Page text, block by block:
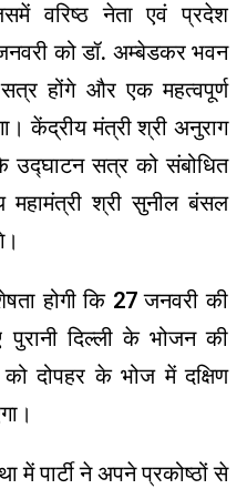
वरिष्ठ नेता एवं प्रदेश
को डॉ. अम्बेडकर भवन
होंगे और एक महत्वपूर्ण
केंद्रीय मंत्री श्री अनुराग
सत्र को संबोधित
महामंत्री श्री सुनील बंसल
होगी कि 27 जनवरी की
पुरानी दिल्ली के भोजन की
को दोपहर के भोज में दक्षिण
में पार्टी ने अपने प्रकोष्ठों से